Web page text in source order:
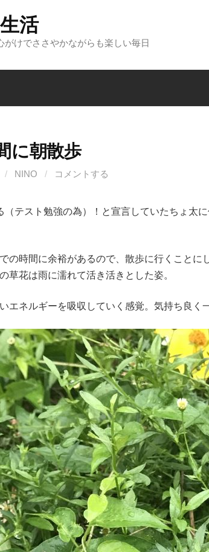
活
がけでささやかながらも楽しい毎日
に朝散歩
/ NINO / コメントする
（テスト勉強の為）！と宣言していたちょ太
の時間に余裕があるので、散歩に行くことに
草花は雨に濡れて活き活きとした姿。
エネルギーを吸収していく感覚。気持ち良く